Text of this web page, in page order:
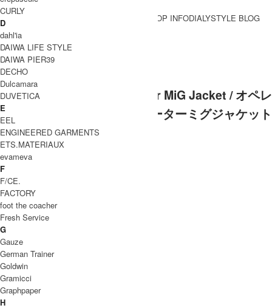
BRAND一覧
BRAND一覧
SHOP INFODIALYSTYLE BLOG
tilak (ティラック)
tilak (ティラック) Operator MiG Jacket / オペレ
ーターミグジャケット
CURLY
D
dahl'ia
DAIWA LIFE STYLE
DAIWA PIER39
DECHO
Dulcamara
DUVETICA
E
EEL
ENGINEERED GARMENTS
ETS.MATERIAUX
evameva
F
F/CE.
FACTORY
foot the coacher
Fresh Service
G
Gauze
German Trainer
Goldwin
Gramicci
Graphpaper
H